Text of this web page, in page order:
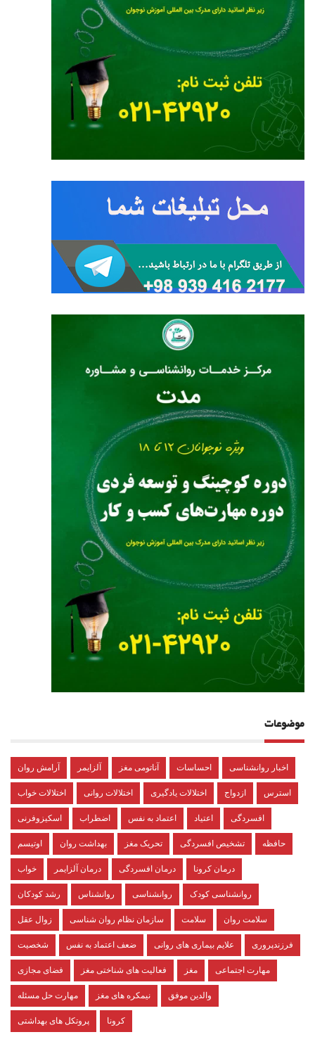
موضوعات
آرامش روان آلزایمر آناتومی مغز احساسات اخبار روانشناسی
اختلالات خواب اختلالات روانی اختلالات یادگیری ازدواج استرس
اسکیزوفرنی اضطراب اعتماد به نفس اعتیاد افسردگی
اوتیسم بهداشت روان تحریک مغز تشخیص افسردگی حافظه
خواب درمان آلزایمر درمان افسردگی درمان کرونا
رشد کودکان روانشناس روانشناسی روانشناسی کودک
زوال عقل سازمان نظام روان شناسی سلامت سلامت روان
شخصیت ضعف اعتماد به نفس علایم بیماری های روانی فرزندپروری
فضای مجازی فعالیت های شناختی مغز مغز مهارت اجتماعی
مهارت حل مسئله نیمکره های مغز والدین موفق
پروتکل های بهداشتی کرونا